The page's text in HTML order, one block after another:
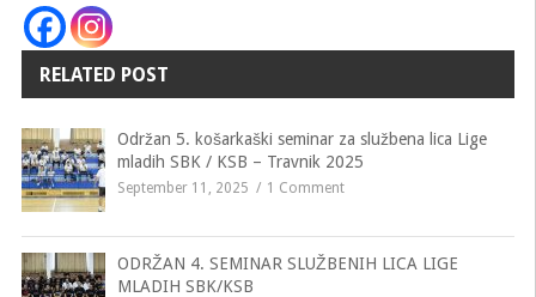
RELATED POST
Održan 5. košarkaški seminar za službena lica Lige
mladih SBK / KSB – Travnik 2025
September 11, 2025 1 Comment
ODRŽAN 4. SEMINAR SLUŽBENIH LICA LIGE
MLADIH SBK/KSB